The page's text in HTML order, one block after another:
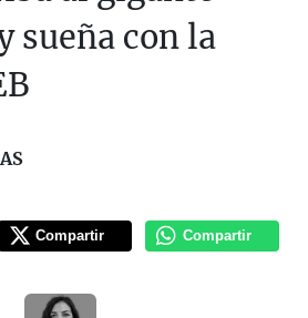
sueña con la
Compartir Compartir